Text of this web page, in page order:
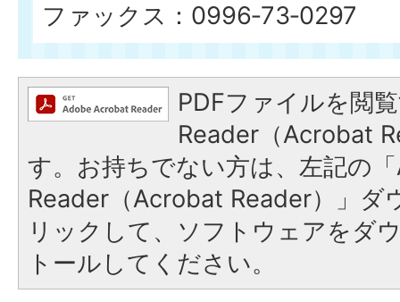
ファックス：0996‐73‐0297
PDFファイルを閲
Reader（Acrobat
す。お持ちでない方は、左記の
Reader（Acrobat Reader）」ダ
リックして、ソフトウェアをダ
トールしてください。